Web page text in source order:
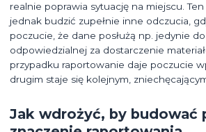
realnie poprawia sytuację na miejscu.
jednak budzić zupełnie inne odczucia,
poczucie, że dane posłużą np. jedynie
odpowiedzialnej za dostarczenie
przypadku raportowanie daje poczucie
drugim staje się kolejnym,
Jak wdrożyć, by budować